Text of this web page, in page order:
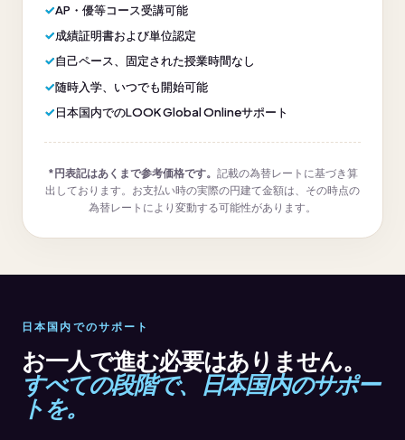
AP・優等コース受講可能
成績証明書および単位認定
自己ペース、固定された授業時間なし
随時入学、いつでも開始可能
日本国内でのLOOK Global Onlineサポート
*円表記はあくまで参考価格です。 記載の為替レートに基づき算
出しております。お支払い時の実際の円建て金額は、その時点の
為替レートにより変動する可能性があります。
日本国内でのサポート
お一人で進む必要はありません。
すべての段階で、日本国内のサポー
トを。